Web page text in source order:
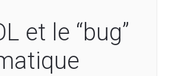
et le “bug”